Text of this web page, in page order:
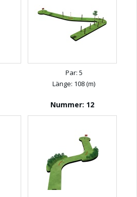
Par: 5
Länge: 108 (m)
Nummer: 12